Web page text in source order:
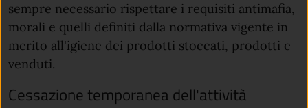
sempre necessario rispettare i requisiti antimafia,
morali e quelli definiti dalla normativa vigente in
merito all'igiene dei prodotti stoccati, prodotti e
venduti.
Cessazione temporanea dell'attività